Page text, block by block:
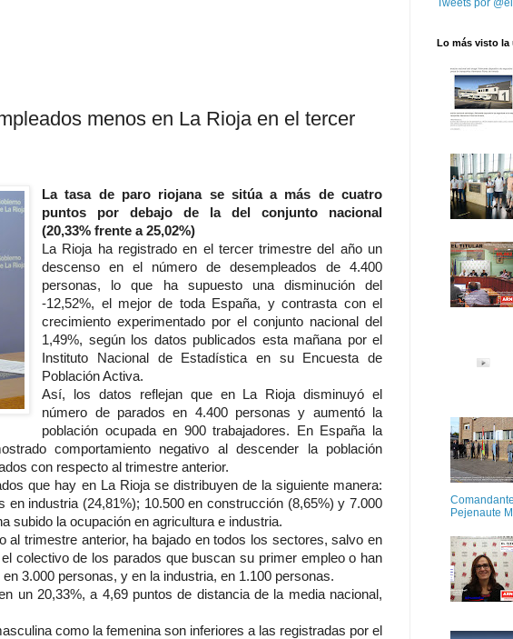
menos en La Rioja en el tercer
La tasa de paro riojana se sitúa a más de cuatro
puntos por debajo de la del conjunto nacional
(20,33% frente a 25,02%)
La Rioja ha registrado en el tercer trimestre del año un
descenso en el número de desempleados de 4.400
personas, lo que ha supuesto una disminución del
-12,52%, el mejor de toda España, y contrasta con el
crecimiento experimentado por el conjunto nacional del
1,49%, según los datos publicados esta mañana por el
Instituto Nacional de Estadística en su Encuesta de
Población Activa.
Así, los datos reflejan que en La Rioja disminuyó el
número de parados en 4.400 personas y aumentó la
población ocupada en 900 trabajadores. En España la
comportamiento negativo al descender la población
con respecto al trimestre anterior.
que hay en La Rioja se distribuyen de la siguiente manera:
en industria (24,81%); 10.500 en construcción (8,65%) y 7.000
subido la ocupación en agricultura e industria.
al trimestre anterior, ha bajado en todos los sectores, salvo en
colectivo de los parados que buscan su primer empleo o han
3.000 personas, y en la industria, en 1.100 personas.
un 20,33%, a 4,69 puntos de distancia de la media nacional,
como la femenina son inferiores a las registradas por el
Lo más visto la
Pejenaute